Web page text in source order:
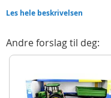
automatisk. Dette er et
kjeder på lasteplattformens
Selvfølgelig kan stolpene
Inneholder:
Les hele beskrivelsen
Andre forslag til deg: